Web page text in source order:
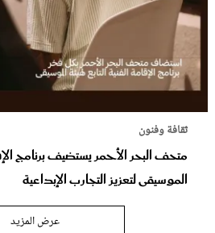
ثقافة وفنون
متحف البحر الأحمر يستضيف برنامج
الموسيقى لتعزيز التجارب الإبداعية
عرض المزيد